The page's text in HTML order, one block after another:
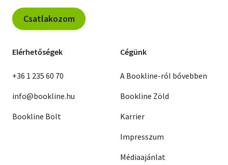
Csatlakozom
Elérhetőségek
+36 1 235 60 70
info@bookline.hu
Bookline Bolt
Cégünk
A Bookline-ról bővebben
Bookline Zöld
Karrier
Impresszum
Médiaajánlat